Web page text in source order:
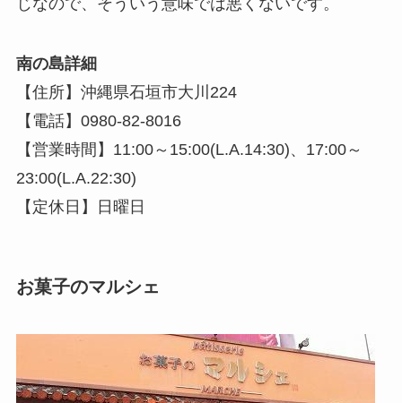
南の島詳細
【住所】沖縄県石垣市大川224
【電話】0980-82-8016
【営業時間】11:00～15:00(L.A.14:30)、17:00～
23:00(L.A.22:30)
【定休日】日曜日
お菓子のマルシェ